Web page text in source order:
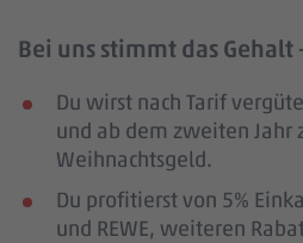
Bei uns stimmt das Gehalt
Du wirst nach Tarif
und ab dem zweiten Jahr
Weihnachtsgeld.
Du profitierst von 5%
und REWE, weiteren